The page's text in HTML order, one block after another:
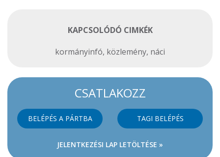
KAPCSOLÓDÓ CIMKÉK
kormányinfó, közlemény, náci
CSATLAKOZZ
BELÉPÉS A PÁRTBA TAGI BELÉPÉS
JELENTKEZÉSI LAP LETÖLTÉSE »